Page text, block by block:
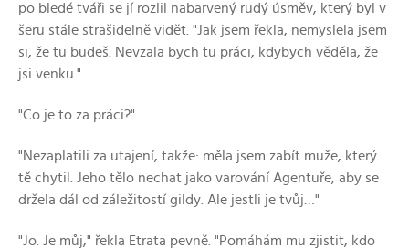
po bledé tváři se jí rozlil nabarvený rudý úsměv, který byl v
šeru stále strašidelně vidět. "Jak jsem řekla, nemyslela jsem
si, že tu budeš. Nevzala bych tu práci, kdybych věděla, že
jsi venku."
"Co je to za práci?"
"Nezaplatili za utajení, takže: měla jsem zabít muže, který
tě chytil. Jeho tělo nechat jako varování Agentuře, aby se
držela dál od záležitostí gildy. Ale jestli je tvůj…"
"Jo. Je můj," řekla Etrata pevně. "Pomáhám mu zjistit, kdo